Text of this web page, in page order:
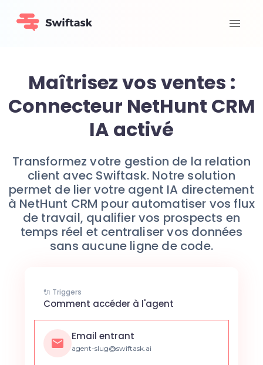
Maîtrisez vos ventes :
Connecteur NetHunt CRM
IA activé
Transformez votre gestion de la relation
client avec Swiftask. Notre solution
permet de lier votre agent IA directement
à NetHunt CRM pour automatiser vos flux
de travail, qualifier vos prospects en
temps réel et centraliser vos données
sans aucune ligne de code.
🔌 Triggers
Comment accéder à l'agent
Email entrant
agent-slug@swiftask.ai